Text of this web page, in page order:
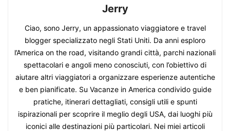
Jerry
Ciao, sono Jerry, un appassionato viaggiatore e travel
blogger specializzato negli Stati Uniti. Da anni esploro
l’America on the road, visitando grandi città, parchi nazionali
spettacolari e angoli meno conosciuti, con l’obiettivo di
aiutare altri viaggiatori a organizzare esperienze autentiche
e ben pianificate. Su Vacanze in America condivido guide
pratiche, itinerari dettagliati, consigli utili e spunti
ispirazionali per scoprire il meglio degli USA, dai luoghi più
iconici alle destinazioni più particolari. Nei miei articoli